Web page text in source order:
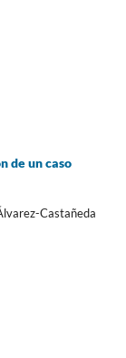
de un caso
Castañeda